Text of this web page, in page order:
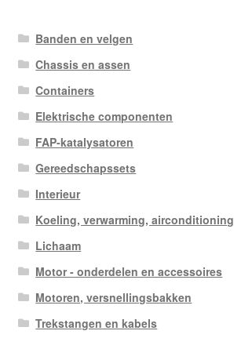
Banden en velgen
Chassis en assen
Containers
Elektrische componenten
FAP-katalysatoren
Gereedschapssets
Interieur
Koeling, verwarming, airconditioning
Lichaam
Motor - onderdelen en accessoires
Motoren, versnellingsbakken
Trekstangen en kabels